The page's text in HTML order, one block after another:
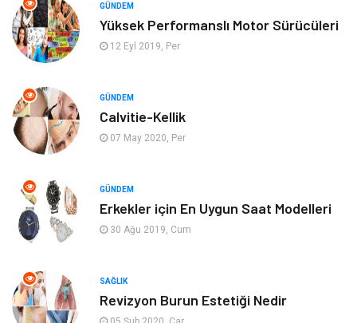
Eğitim & Kariyer Otomotiv
Yapı İnşaat
Turizm
Bilgisayar & Yazılım
Bahçe Ev
Tekstil
Plastik Bilgisayar ve Yazılım
GÜNDEM
Yüksek Performanslı Motor Sürücüleri
12 Eyl 2019, Per
GÜNDEM
Calvitie-Kellik
07 May 2020, Per
GÜNDEM
Erkekler için En Uygun Saat Modelleri
30 Ağu 2019, Cum
SAĞLIK
Revizyon Burun Estetiği Nedir